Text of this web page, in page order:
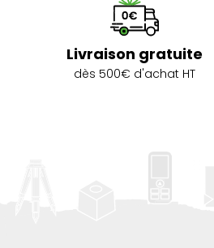
Livraison gratuite
dès 500€ d'achat HT